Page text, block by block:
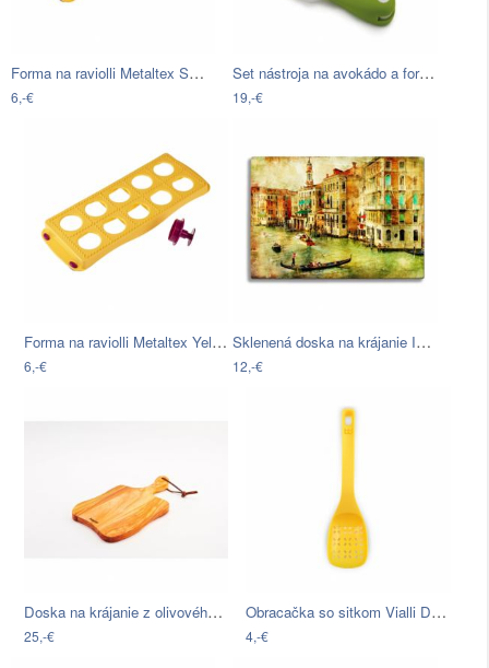
Forma na raviolli Metaltex Small Yellow…
6,-€
Set nástroja na avokádo a formičky na…
19,-€
Forma na raviolli Metaltex Yellow,…
6,-€
Sklenená doska na krájanie Insigne…
12,-€
Doska na krájanie z olivového dreva…
25,-€
Obracačka so sitkom Vialli Design…
4,-€